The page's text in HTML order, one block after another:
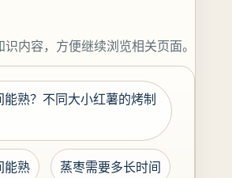
内容，方便继续浏览相关页面。
熟？不同大小红薯的烤制
能熟 蒸枣需要多长时间